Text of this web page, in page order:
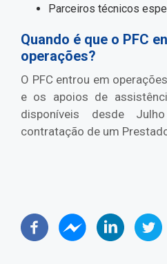
Parceiros técnicos
Quando é que o PFC
operações?
O PFC entrou em
e os apoios de
disponíveis desde
contratação de um